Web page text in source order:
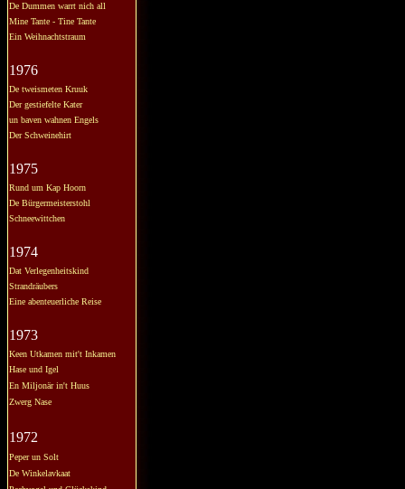
De Dummen warrt nich all
Mine Tante - Tine Tante
Ein Weihnachtstraum
1976
De tweismeten Kruuk
Der gestiefelte Kater
un baven wahnen Engels
Der Schweinehirt
1975
Rund um Kap Hoorn
De Bürgermeisterstohl
Schneewittchen
1974
Dat Verlegenheitskind
Strandräubers
Eine abenteuerliche Reise
1973
Keen Utkamen mit't Inkamen
Hase und Igel
En Miljonär in't Huus
Zwerg Nase
1972
Peper un Solt
De Winkelavkaat